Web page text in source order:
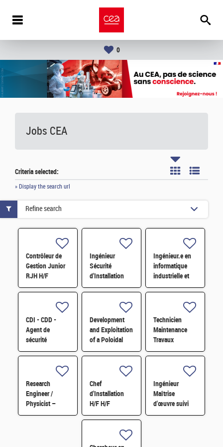
0
Jobs CEA
Criteria selected:
» Display the search url
Contrôleur de
Gestion Junior
RJH H/F
Ingénieur
Sécurité
d'Installation
H/F
Ingénieur.e en
informatique
industrielle et
automatisme
CDI - CDD -
Agent de
sécurité
polyvalent H/F
Development
and Exploitation
of a Poloidal
Correlation
for Turbulence
Studies H/F
Technicien
Maintenance
Travaux
Research
Engineer /
Physicist –
Plasma Pedestal
Chef
d'Installation
H/F H/F
Ingénieur
Maîtrise
d'œuvre suivi
réalisation
Refine search